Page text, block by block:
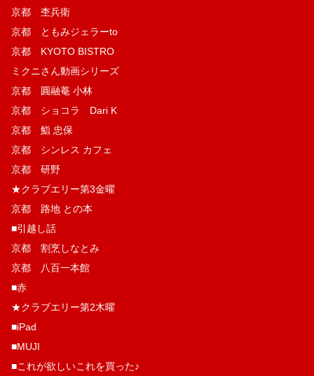
京都 杢兵衛
京都 ともみジェラーto
京都 KYOTO BISTRO
ミクニさん動画シリーズ
京都 圓融菴 小林
京都 ショコラ Dari K
京都 鮨 忠保
京都 シンレス カフェ
京都 研野
★クラブエリー第3金曜
京都 路地 との本
■引越し話
京都 割烹しなとみ
京都 八百一本館
■赤
★クラブエリー第2木曜
■iPad
■MUJI
■これが欲しいこれを買った♪